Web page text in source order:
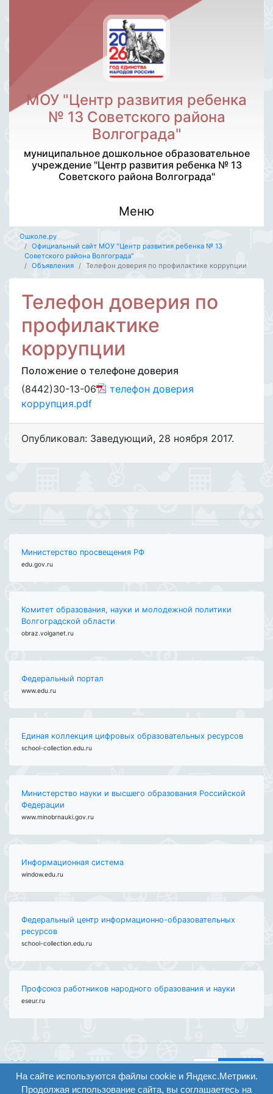
МОУ "Центр развития ребенка
№ 13 Советского района
Волгограда"
муниципальное дошкольное образовательное
учреждение "Центр развития ребенка № 13
Советского района Волгограда"
Меню
Ошколе.ру
Официальный сайт МОУ "Центр развития ребенка № 13
Советского района Волгограда"
Объявления
Телефон доверия по профилактике коррупции
Телефон доверия по
профилактике
коррупции
Положение о телефоне доверия
(8442)30-13-06
телефон доверия
коррупция.pdf
Опубликовал: Заведующий, 28 ноября 2017.
Министерство просвещения РФ
edu.gov.ru
Комитет образования, науки и молодежной политики
Волгоградской области
obraz.volganet.ru
Федеральный портал
www.edu.ru
Единая коллекция цифровых образовательных ресурсов
school-collection.edu.ru
Министерство науки и высшего образования Российской
Федерации
www.minobrnauki.gov.ru
Информационная система
window.edu.ru
Федеральный центр информационно-образовательных
ресурсов
school-collection.edu.ru
Профсоюз работников народного образования и науки
eseur.ru
ООО "Центр
образования и
консалтинга"
вход
На сайте используются файлы cookie и Яндекс.Метрики.
Продолжая использование сайта, вы соглашаетесь на